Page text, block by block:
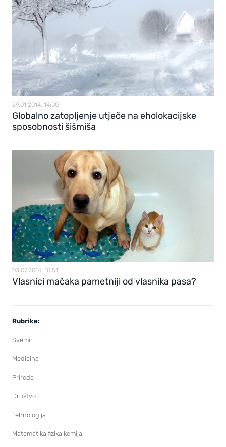
29.01.2014, 14:00
Globalno zatopljenje utječe na eholokacijske
sposobnosti šišmiša
03.07.2014, 10:51
Vlasnici mačaka pametniji od vlasnika pasa?
Rubrike:
Svemir
Medicina
Priroda
Društvo
Tehnologija
Matematika fizika kemija